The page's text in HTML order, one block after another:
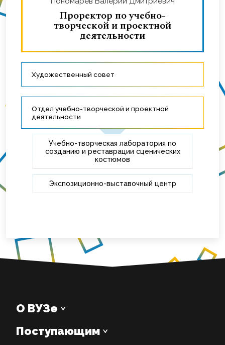
Проректор по учебно-
творческой и проектной
деятельности
Художественный совет
Отдел учебно-творческой и проектной
деятельности
Учебно-творческая лаборатория по
созданию и реставрации сценических
костюмов
Экспозиционно-выставочный центр
О ВУЗе
Поступающим